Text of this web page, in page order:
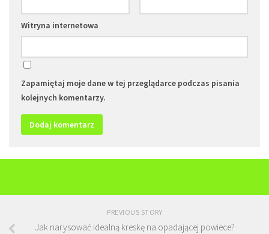
Witryna internetowa
Zapamiętaj moje dane w tej przeglądarce podczas pisania
kolejnych komentarzy.
PREVIOUS STORY
Jak narysować idealną kreskę na opadającej powiece?